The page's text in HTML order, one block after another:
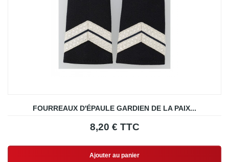
FOURREAUX D'ÉPAULE GARDIEN DE LA PAIX...
8,20 € TTC
Ajouter au panier